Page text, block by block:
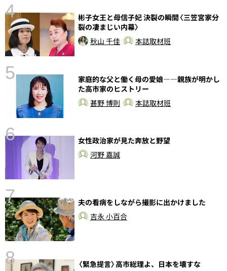
4
彬子女王と母信子妃 決裂の瞬間〈三笠宮家分
裂の凄まじい内幕〉
秋山 千佳
本誌取材班
5
家庭的な父と働く母の愛娘――親族が明かし
た高市家のヒストリー
甚野 博則
本誌取材班
6
女性政治家が見た奔放と野望
河野 嘉誠
7
夫の看病をしながら撮影に出かけました
吉永 小百合
8
〈緊急提言〉高市総理よ、日本を壊すな